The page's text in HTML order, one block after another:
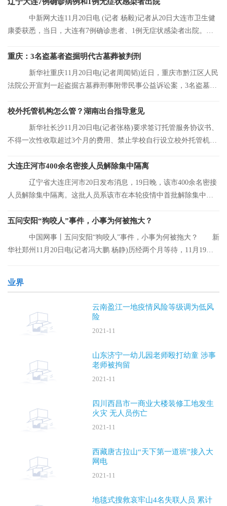
中新网大连11月20日电 (记者 杨毅)记者从20日大连市卫生健
康委获悉，当日，大连有7例确诊患者、1例无症状感染者出院。目
重庆：3名盗墓者盗掘明代古墓葬被判刑
新华社重庆11月20日电(记者周闻韬)近日，重庆市黔江区人民
法院公开宣判一起盗掘古墓葬刑事附带民事公益诉讼案，3名盗墓者
校外托管机构怎么管？湖南出台指导意见
新华社长沙11月20日电(记者张格)要求签订托管服务协议书、
不得一次性收取超过3个月的费用、禁止学校自行设立校外托管机
大连庄河市400余名密接人员解除集中隔离
辽宁省大连庄河市20日发布消息，19日晚，该市400余名密接
人员解除集中隔离。这批人员系该市在本轮疫情中首批解除集中隔
五问安阳“狗咬人”事件，小事为何被拖大？
中国网事丨五问安阳“狗咬人”事件，小事为何被拖大？ 新
华社郑州11月20日电(记者冯大鹏 杨静)历经两个月等待，11月19日
业界
云南盈江一地疫情风险等级调为低风
险
2021-11
山东济宁一幼儿园老师殴打幼童 涉事
老师被拘留
2021-11
四川西昌市一商业大楼装修工地发生
火灾 无人员伤亡
2021-11
西藏唐古拉山“天下第一道班”接入大
网电
2021-11
地毯式搜救哀牢山4名失联人员 累计